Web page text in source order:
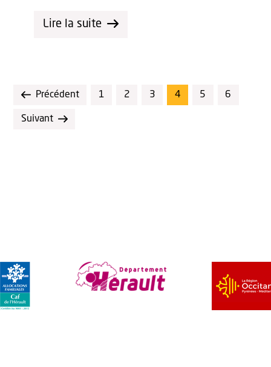
Lire la suite
Précédent 1 2 3 4 5 6
Suivant